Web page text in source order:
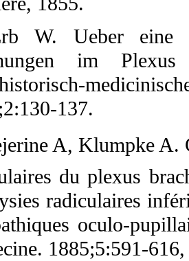
W. Ueber eine
im Plexus
137.
A, Klumpke A.
du plexus
radiculaires
oculo-
1885;5:591-